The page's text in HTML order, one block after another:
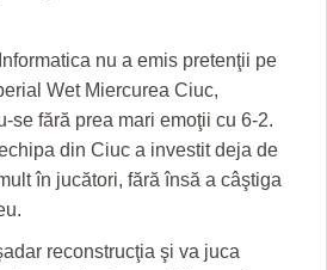
nu a emis pretenţii pe
Wet Miercurea Ciuc,
se fără prea mari emoţii cu 6-2.
din Ciuc a investit deja de
în jucători, fără însă a câştiga
reconstrucţia şi va juca